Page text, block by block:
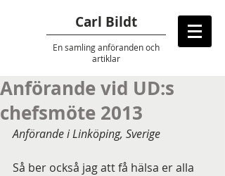
Carl Bildt
En samling anförandenoch
artiklar
Anförande vid UD:s
chefsmöte 2013
Anförande i Linköping, Sverige
Så ber också jag att få hälsa er alla